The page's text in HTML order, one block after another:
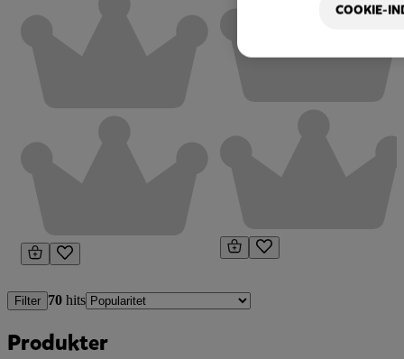
Filter 70 hits
Produkter
COOKIE-